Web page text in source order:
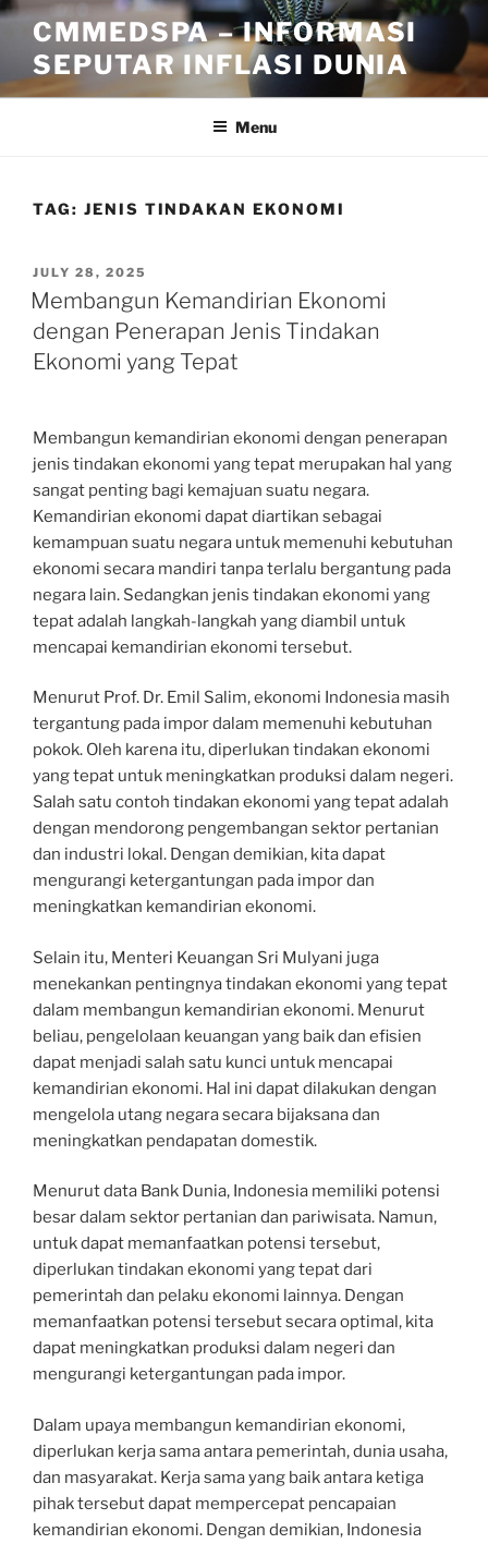
Skip
content
CMMEDSPA – INFORMASI
SEPUTAR INFLASI DUNIA
Menu
TAG: JENIS TINDAKAN EKONOMI
POSTED
ON
JULY 28, 2025
Membangun Kemandirian Ekonomi
dengan Penerapan Jenis Tindakan
Ekonomi yang Tepat
Membangun kemandirian ekonomi dengan penerapan
jenis tindakan ekonomi yang tepat merupakan hal yang
sangat penting bagi kemajuan suatu negara.
Kemandirian ekonomi dapat diartikan sebagai
kemampuan suatu negara untuk memenuhi kebutuhan
ekonomi secara mandiri tanpa terlalu bergantung pada
negara lain. Sedangkan jenis tindakan ekonomi yang
tepat adalah langkah-langkah yang diambil untuk
mencapai kemandirian ekonomi tersebut.
Menurut Prof. Dr. Emil Salim, ekonomi Indonesia masih
tergantung pada impor dalam memenuhi kebutuhan
pokok. Oleh karena itu, diperlukan tindakan ekonomi
yang tepat untuk meningkatkan produksi dalam negeri.
Salah satu contoh tindakan ekonomi yang tepat adalah
dengan mendorong pengembangan sektor pertanian
dan industri lokal. Dengan demikian, kita dapat
mengurangi ketergantungan pada impor dan
meningkatkan kemandirian ekonomi.
Selain itu, Menteri Keuangan Sri Mulyani juga
menekankan pentingnya tindakan ekonomi yang tepat
dalam membangun kemandirian ekonomi. Menurut
beliau, pengelolaan keuangan yang baik dan efisien
dapat menjadi salah satu kunci untuk mencapai
kemandirian ekonomi. Hal ini dapat dilakukan dengan
mengelola utang negara secara bijaksana dan
meningkatkan pendapatan domestik.
Menurut data Bank Dunia, Indonesia memiliki potensi
besar dalam sektor pertanian dan pariwisata. Namun,
untuk dapat memanfaatkan potensi tersebut,
diperlukan tindakan ekonomi yang tepat dari
pemerintah dan pelaku ekonomi lainnya. Dengan
memanfaatkan potensi tersebut secara optimal, kita
dapat meningkatkan produksi dalam negeri dan
mengurangi ketergantungan pada impor.
Dalam upaya membangun kemandirian ekonomi,
diperlukan kerja sama antara pemerintah, dunia usaha,
dan masyarakat. Kerja sama yang baik antara ketiga
pihak tersebut dapat mempercepat pencapaian
kemandirian ekonomi. Dengan demikian, Indonesia